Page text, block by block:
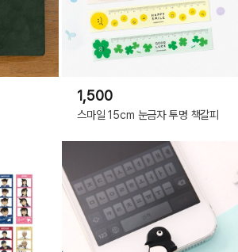
1,500
스마일 15cm 눈금자 투명 책갈피